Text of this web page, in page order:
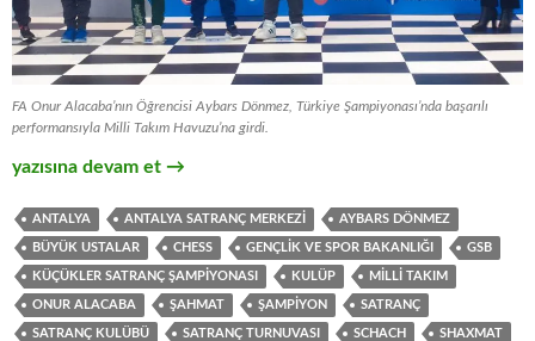
FA Onur Alacaba’nın Öğrencisi Aybars Dönmez, Türkiye Şampiyonası’nda başarılı
performansıyla Milli Takım Havuzu’na girdi.
Türkiye Küçükler ve Yıldızlar Satranç Şampiyonası’nda Milli
yazısına devam et →
ANTALYA ANTALYA SATRANÇ MERKEZI AYBARS DÖNMEZ
BÜYÜK USTALAR CHESS GENÇLIK VE SPOR BAKANLIĞI GSB
KÜÇÜKLER SATRANÇ ŞAMPIYONASI KULÜP MILLI TAKIM
ONUR ALACABA ŞAHMAT ŞAMPIYON SATRANÇ
SATRANÇ KULÜBÜ SATRANÇ TURNUVASI SCHACH SHAXMAT